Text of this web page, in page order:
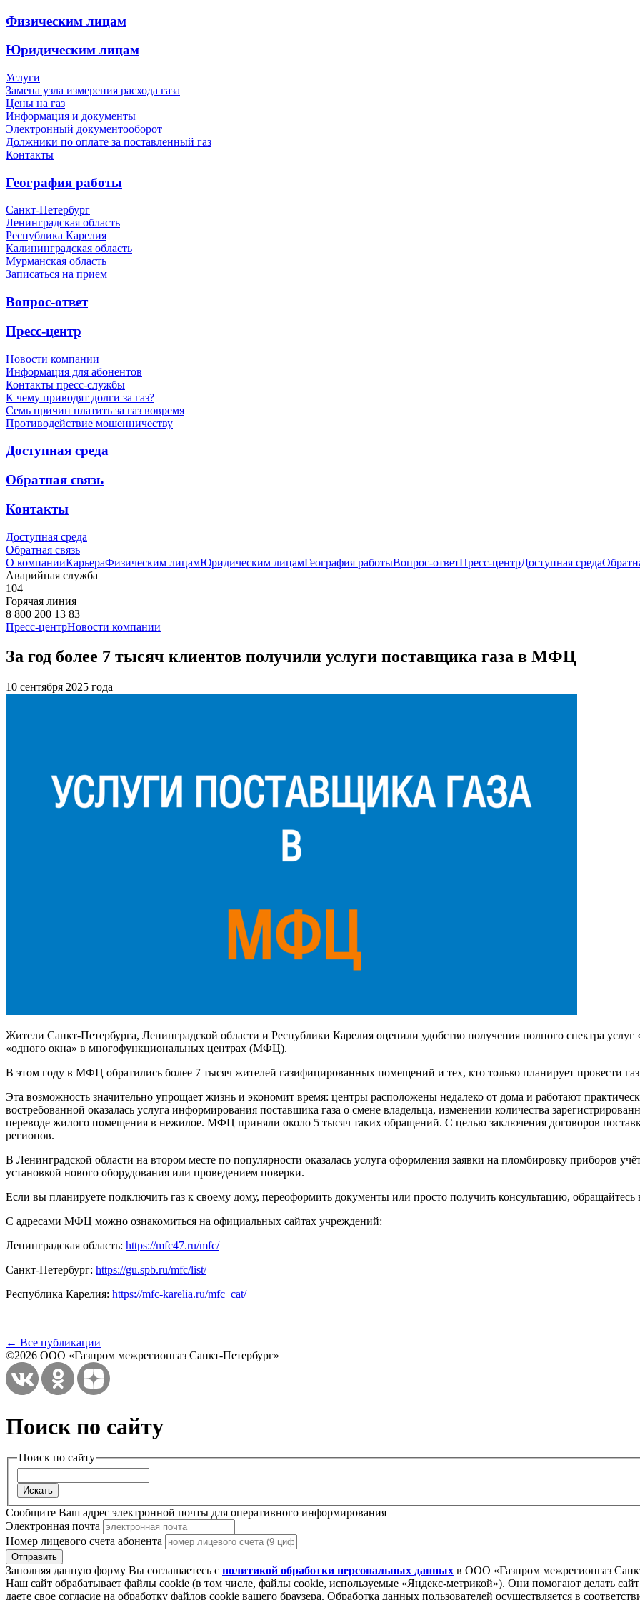
Физическим лицам
Юридическим лицам
Услуги
Замена узла измерения расхода газа
Цены на газ
Информация и документы
Электронный документооборот
Должники по оплате за поставленный газ
Контакты
География работы
Санкт-Петербург
Ленинградская область
Республика Карелия
Калининградская область
Мурманская область
Записаться на прием
Вопрос-ответ
Пресс-центр
Новости компании
Информация для абонентов
Контакты пресс-службы
К чему приводят долги за газ?
Семь причин платить за газ вовремя
Противодействие мошенничеству
Доступная среда
Обратная связь
Контакты
Доступная среда
Обратная связь
О компанииКарьераФизическим лицамЮридическим лицамГеография работыВопрос-ответПресс-центрДоступная среда
Аварийная служба
104
Горячая линия
8 800 200 13 83
Пресс-центрНовости компании
За год более 7 тысяч клиентов получили услуги поставщика газа в МФЦ
10 сентября 2025 года
Жители Санкт-Петербурга, Ленинградской области и Республики Карелия оценили удобство получения полного спектра
«одного окна» в многофункциональных центрах (МФЦ).
В этом году в МФЦ обратились более 7 тысяч жителей газифицированных помещений и тех, кто только планирует провести
Эта возможность значительно упрощает жизнь и экономит время: центры расположены недалеко от дома и работают
востребованной оказалась услуга информирования поставщика газа о смене владельца, изменении количества
переводе жилого помещения в нежилое. МФЦ приняли около 5 тысяч таких обращений. С целью заключения договоров
регионов.
В Ленинградской области на втором месте по популярности оказалась услуга оформления заявки на пломбировку приборов
установкой нового оборудования или проведением поверки.
Если вы планируете подключить газ к своему дому, переоформить документы или просто получить консультацию,
С адресами МФЦ можно ознакомиться на официальных сайтах учреждений:
Ленинградская область: https://mfc47.ru/mfc/
Санкт-Петербург: https://gu.spb.ru/mfc/list/
Республика Карелия: https://mfc-karelia.ru/mfc_cat/
← Все публикации
©2026 ООО «Газпром межрегионгаз Санкт-Петербург»
Поиск по сайту
Поиск по сайту
Сообщите Ваш адрес электронной почты для оперативного информирования
Электронная почта
Номер лицевого счета абонента
Заполняя данную форму Вы соглашаетесь с политикой обработки персональных данных в ООО «Газпром межрегионгаз
Наш сайт обрабатывает файлы cookie (в том числе, файлы cookie, используемые «Яндекс-метрикой»). Они помогают делать
даете свое согласие на обработку файлов cookie вашего браузера. Обработка данных пользователей осуществляется в